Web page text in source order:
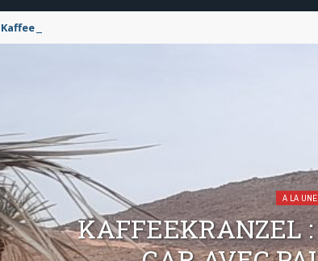
Kaffeekranzel : Le Maroc en camping-car avec Paulette
A LA UNE
KAFFEEKRANZEL